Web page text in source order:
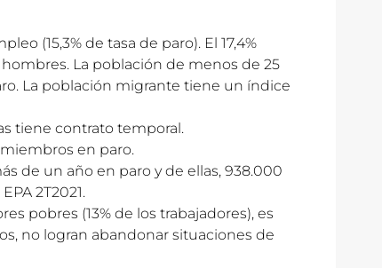
(15,3% de tasa de paro). El 17,4%
La población de menos de 25
La población migrante tiene un índice
tiene contrato temporal.
miembros en paro.
de un año en paro y de ellas, 938.000
EPA 2T2021.
pobres (13% de los trabajadores), es
no logran abandonar situaciones de